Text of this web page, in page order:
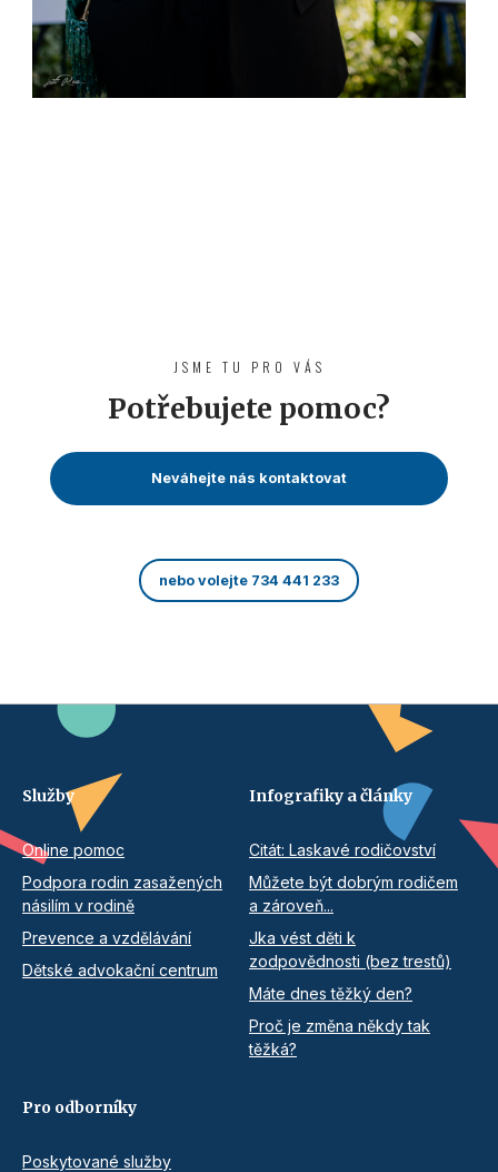
JSME TU PRO VÁS
Potřebujete pomoc?
Neváhejte nás kontaktovat
nebo volejte 734 441 233
Služby
Online pomoc
Podpora rodin zasažených
násilím v rodině
Prevence a vzdělávání
Dětské advokační centrum
Infografiky a články
Citát: Laskavé rodičovství
Můžete být dobrým rodičem
a zároveň...
Jka vést děti k
zodpovědnosti (bez trestů)
Máte dnes těžký den?
Proč je změna někdy tak
těžká?
Pro odborníky
Poskytované služby